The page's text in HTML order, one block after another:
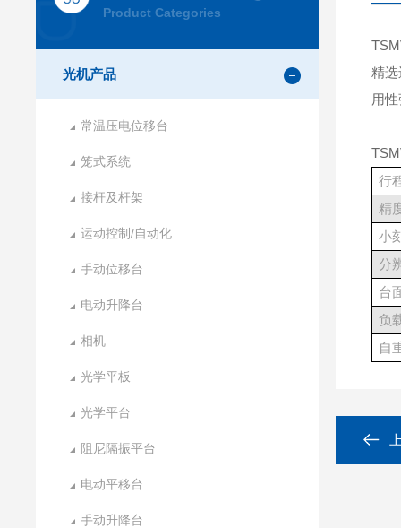
Product Categories
光机产品
常温压电位移台
笼式系统
接杆及杆架
运动控制/自动化
手动位移台
电动升降台
相机
光学平板
光学平台
阻尼隔振平台
电动平移台
手动升降台
精
用
行
精
小
分
台
负
自